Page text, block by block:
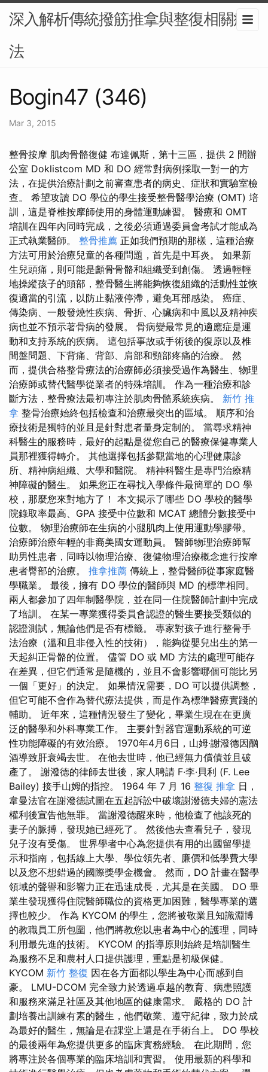
深入解析傳統撥筋推拿與整復相關療
法
Bogin47 (346)
Mar 3, 2015
整骨按摩 肌肉骨骼復健 布達佩斯，第十三區，提供 2 間辦
公室 Doklistcom MD 和 DO 經常對病例採取一對一的方
法，在提供治療計劃之前審查患者的病史、症狀和實驗室檢
查。 希望攻讀 DO 學位的學生接受整骨醫學治療 (OMT) 培
訓，這是脊椎按摩師使用的身體運動練習。 醫療和 OMT
培訓在四年內同時完成，之後必須通過委員會考試才能成為
正式執業醫師。 整骨推薦 正如我們預期的那樣，這種治療
方法可用於治療兒童的各種問題，首先是中耳炎。 如果新
生兒頭痛，則可能是顱骨骨骼和組織受到創傷。 透過輕輕
地操縱孩子的頭部，整骨醫生將能夠恢復組織的活動性並恢
復適當的引流，以防止黏液停滯，避免耳部感染。 癌症、
傳染病、一般發燒性疾病、骨折、心臟病和中風以及精神疾
病也並不預示著骨病的發展。 骨病變最常見的適應症是運
動和支持系統的疾病。 這包括事故或手術後的復原以及椎
間盤問題、下背痛、背部、肩部和頸部疼痛的治療。 然
而，提供合格整骨療法的治療師必須接受過作為醫生、物理
治療師或替代醫學從業者的特殊培訓。 作為一種治療和診
斷方法，整骨療法最初專注於肌肉骨骼系統疾病。 新竹 推
拿 整骨治療始終包括檢查和治療最突出的區域。 順序和治
療技術是獨特的並且是針對患者量身定制的。 當尋求精神
科醫生的服務時，最好的起點是從您自己的醫療保健專業人
員那裡獲得轉介。 其他選擇包括參觀當地的心理健康診
所、精神病組織、大學和醫院。 精神科醫生是專門治療精
神障礙的醫生。 如果您正在尋找入學條件最簡單的 DO 學
校，那麼您來對地方了！ 本文揭示了哪些 DO 學校的醫學
院錄取率最高、GPA 接受中位數和 MCAT 總體分數接受中
位數。 物理治療師在生病的小腿肌肉上使用運動學膠帶。
治療師治療年輕的非裔美國女運動員。 醫師物理治療師幫
助男性患者，同時以物理治療、復健物理治療概念進行按摩
患者臀部的治療。 推拿推薦 傳統上，整骨醫師從事家庭醫
學職業。 最後，擁有 DO 學位的醫師與 MD 的標準相同。
兩人都參加了四年制醫學院，並在同一住院醫師計劃中完成
了培訓。 在某一專業獲得委員會認證的醫生要接受類似的
認證測試，無論他們是否有標籤。 專家對孩子進行整骨手
法治療（溫和且非侵入性的技術），能夠從嬰兒出生的第一
天起糾正骨骼的位置。 儘管 DO 或 MD 方法的處理可能存
在差異，但它們通常是隨機的，並且不會影響哪個可能比另
一個「更好」的決定。 如果情況需要，DO 可以提供調整，
但它可能不會作為替代療法提供，而是作為標準醫療實踐的
輔助。 近年來，這種情況發生了變化，畢業生現在在更廣
泛的醫學和外科專業工作。 主要針對器官運動系統的可逆
性功能障礙的有效治療。 1970年4月6日，山姆·謝潑德因酗
酒導致肝衰竭去世。 在他去世時，他已經無力償債並且破
產了。 謝潑德的律師去世後，家人聘請 F·李·貝利 (F. Lee
Bailey) 接手山姆的指控。 1964 年 7 月 16 整復 推拿 日，
韋曼法官在謝潑德試圖在五起訴訟中破壞謝潑德夫婦的憲法
權利後宣告他無罪。 當謝潑德醒來時，他檢查了他該死的
妻子的脈搏，發現她已經死了。 然後他去查看兒子，發現
兒子沒有受傷。 世界學者中心為您提供有用的出國留學提
示和指南，包括線上大學、學位領先者、廉價和低學費大學
以及您不想錯過的國際獎學金機會。 然而，DO 計畫在醫學
領域的聲譽和影響力正在迅速成長，尤其是在美國。 DO 畢
業生發現獲得住院醫師職位的資格更加困難，醫學專業的選
擇也較少。 作為 KYCOM 的學生，您將被敬業且知識淵博
的教職員工所包圍，他們將教您以患者為中心的護理，同時
利用最先進的技術。 KYCOM 的指導原則始終是培訓醫生
為服務不足和農村人口提供護理，重點是初級保健。
KYCOM 新竹 整復 因在各方面都以學生為中心而感到自
豪。 LMU-DCOM 完全致力於透過卓越的教育、病患照護
和服務來滿足社區及其他地區的健康需求。 嚴格的 DO 計
劃培養出訓練有素的醫生，他們敬業、遵守紀律，致力於成
為最好的醫生，無論是在課堂上還是在手術台上。 DO 學校
的最後兩年為您提供更多的臨床實務經驗。 在此期間，您
將專注於各個專業的臨床培訓和實習。 使用最新的科學和